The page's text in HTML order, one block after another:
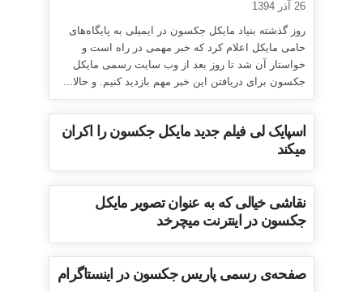
26 آذر 1394
روز گذشته بنیاد مایکل جکسون در ایمیلی به پایگاه‌های
حامی مایکل اعلام کرد که خبر مهمی در راه است و
خواستار آن شد تا روز بعد از وب سایت رسمی مایکل
جکسون برای دریافتن این خبر مهم بازدید کنیم. و حالا...
اسپایک لی فیلم جدید مایکل جکسون را اکران
میکند
نقاشی خیالی که به عنوان تصویر مایکل
جکسون در اینترنت میچرخد
صفحه‌ی رسمی پاریس جکسون در اینستاگرام